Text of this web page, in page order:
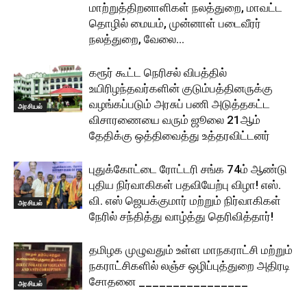
மாற்றுத்திறனாளிகள் நலத்துறை, மாவட்ட
தொழில் மையம், முன்னாள் படைவீரர்
நலத்துறை, வேலை...
அரசியல்
கரூர் கூட்ட நெரிசல் விபத்தில்
உயிரிழந்தவர்களின் குடும்பத்தினருக்கு
வழங்கப்படும் அரசுப் பணி அடுத்தகட்ட
விசாரணையை வரும் ஜூலை 21ஆம்
தேதிக்கு ஒத்திவைத்து உத்தரவிட்டனர்
அரசியல்
புதுக்கோட்டை ரோட்டரி சங்க 74ம் ஆண்டு
புதிய நிர்வாகிகள் பதவியேற்பு விழா! எஸ்.
வி. எஸ் ஜெயக்குமார் மற்றும் நிர்வாகிகள்
நேரில் சந்தித்து வாழ்த்து தெரிவித்தார்!
அரசியல்
தமிழக முழுவதும் உள்ள மாநகராட்சி மற்றும்
நகராட்சிகளில் லஞ்ச ஒழிப்புத்துறை அதிரடி
சோதனை ________________